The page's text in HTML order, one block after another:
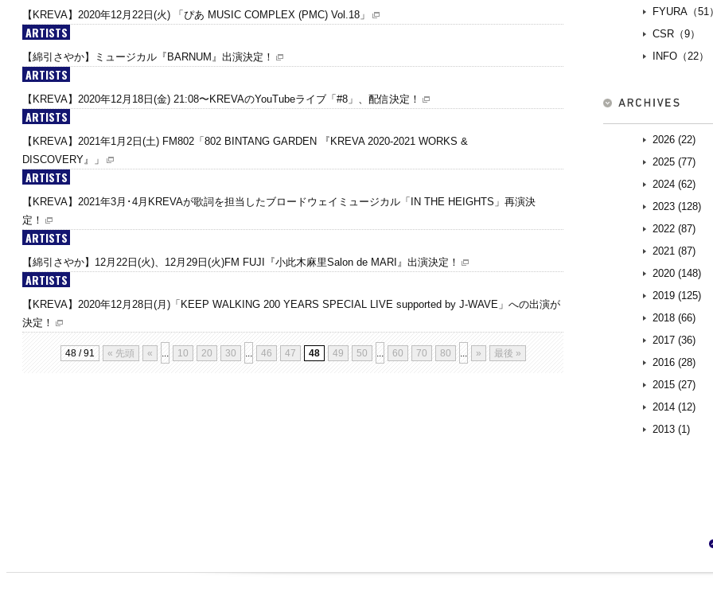
【KREVA】2020年12月22日(火) 「ぴあ MUSIC COMPLEX (PMC) Vol.18」
ARTISTS
【綿引さやか】ミュージカル『BARNUM』出演決定！
ARTISTS
【KREVA】2020年12月18日(金) 21:08〜KREVAのYouTubeライブ「#8」、配信決定！
ARTISTS
【KREVA】2021年1月2日(土) FM802「802 BINTANG GARDEN 『KREVA 2020-2021 WORKS &
DISCOVERY』」
ARTISTS
【KREVA】2021年3月･4月KREVAが歌詞を担当したブロードウェイミュージカル「IN THE HEIGHTS」再演決
定！
ARTISTS
【綿引さやか】12月22日(火)、12月29日(火)FM FUJI『小此木麻里Salon de MARI』出演決定！
ARTISTS
【KREVA】2020年12月28日(月)「KEEP WALKING 200 YEARS SPECIAL LIVE supported by J-WAVE」への出演が
決定！
48 / 91 « 先頭 « ... 10 20 30 ... 46 47 48 49 50 ... 60 70 80 ... » 最後 »
FYURA（51）
CSR（9）
INFO（22）
2026 (22)
2025 (77)
2024 (62)
2023 (128)
2022 (87)
2021 (87)
2020 (148)
2019 (125)
2018 (66)
2017 (36)
2016 (28)
2015 (27)
2014 (12)
2013 (1)